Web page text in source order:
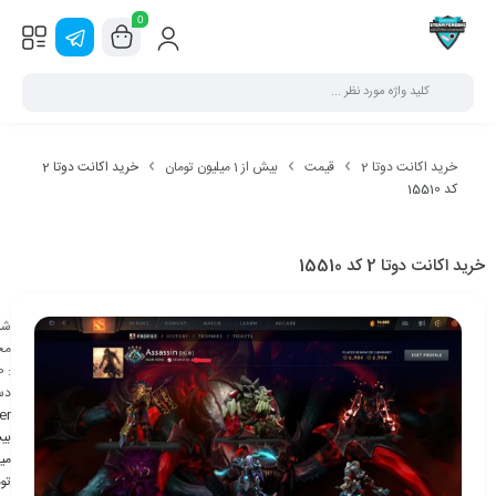
0
خرید اکانت دوتا 2 قیمت بیش از 1 میلیون تومان
خرید اکانت دوتا 2
کد 15510
خرید اکانت دوتا 2 کد 15510
: